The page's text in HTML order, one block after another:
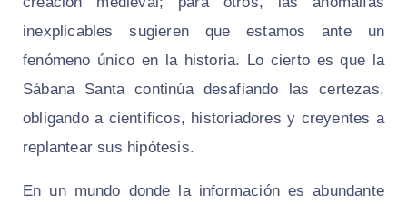
inexplicables sugieren que estamos ante un
fenómeno único en la historia. Lo cierto es que la
Sábana Santa continúa desafiando las certezas,
obligando a científicos, historiadores y creyentes a
replantear sus hipótesis.
En un mundo donde la información es abundante